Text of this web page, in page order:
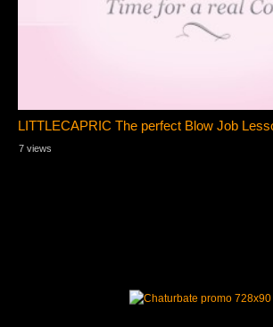
LITTLECAPRIC The perfect Blow Job
7 views